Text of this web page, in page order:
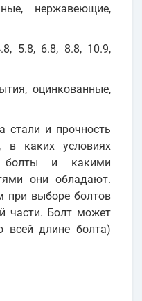
нержавеющие,
5.8, 6.8, 8.8, 10.9,
оцинкованные,
стали и прочность
в каких условиях
болты и какими
они обладают.
выборе болтов
части. Болт может
всей длине болта)